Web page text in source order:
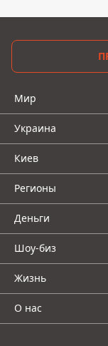
Мир
Украина
Киев
Регионы
Деньги
Шоу-биз
Жизнь
О нас